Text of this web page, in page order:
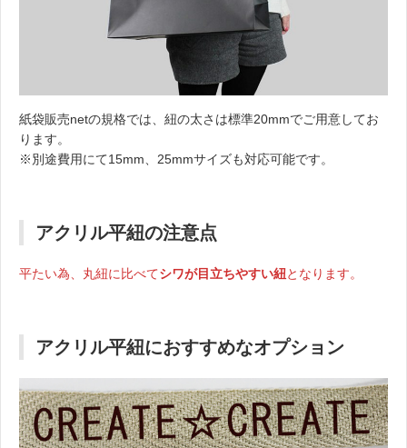
紙袋販売netの規格では、紐の太さは標準20mmでご用意してお
ります。
※別途費用にて15mm、25mmサイズも対応可能です。
アクリル平紐の注意点
平たい為、丸紐に比べてシワが目立ちやすい紐となります。
アクリル平紐におすすめなオプション